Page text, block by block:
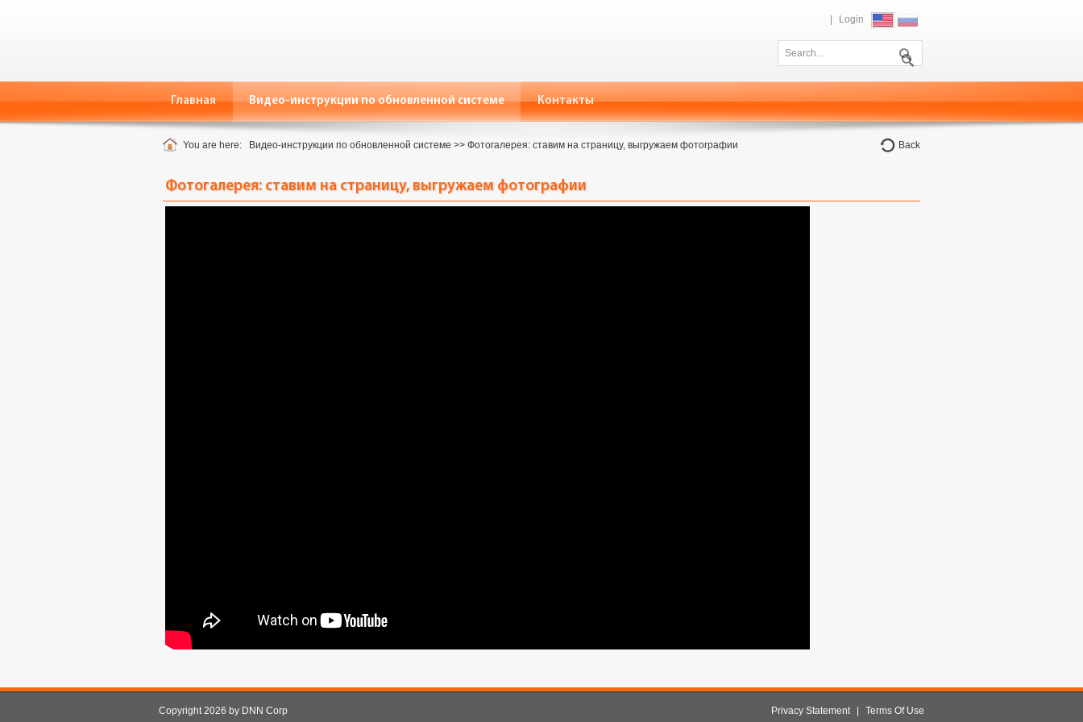
Login
Главная Видео-инструкции по обновленной системе Контакты
You are here: Видео-инструкции по обновленной системе >> Фотогалерея: ставим на страницу, выгружаем фотографии Back
Фотогалерея: ставим на страницу, выгружаем фотографии
Copyright 2026 by DNN Corp Privacy Statement Terms Of Use